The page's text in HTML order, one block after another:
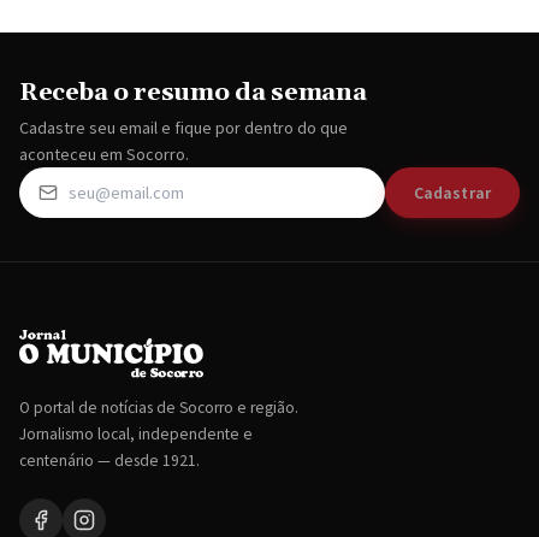
Receba o resumo da semana
Cadastre seu email e fique por dentro do que
aconteceu em Socorro.
Cadastrar
O portal de notícias de Socorro e região.
Jornalismo local, independente e
centenário — desde 1921.